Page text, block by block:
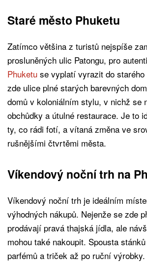
Staré město Phuketu
Zatímco většina z turistů nejspíše
prosluněných ulic Patongu, pro
Phuketu se vyplatí vyrazit do
zde ulice plné starých barevných
domů v koloniálním stylu, v nichž se
obchůdky a útulné restaurace. Je to
ty, co rádi fotí, a vítaná změna ve
rušnějšími čtvrtěmi města.
Víkendový noční trh na
Víkendový noční trh je ideálním
výhodných nákupů. Nejenže se zde
prodávají pravá thajská jídla, ale
mohou také nakoupit. Spousta
parfémů a triček až po ruční